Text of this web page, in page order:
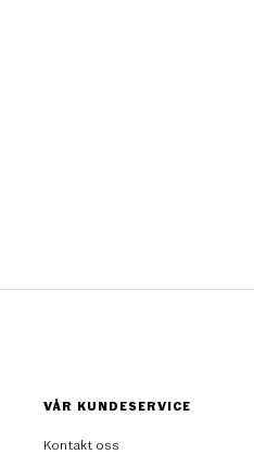
VÅR KUNDESERVICE
Kontakt oss